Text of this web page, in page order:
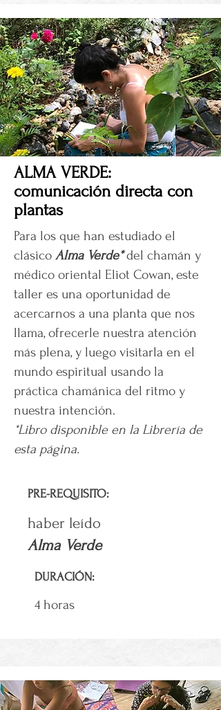
ALMA VERDE:
comunicación directa con
plantas
Para los que han estudiado el
clásico Alma Verde*del chamán y
médico oriental Eliot Cowan, este
taller es una oportunidad de
acercarnos a una planta que nos
llama, ofrecerle nuestra atención
más plena, y luego visitarla en el
mundo espiritual usando la
práctica chamánica del ritmo y
nuestra intención.
*Libro disponible en la Librería de
esta página.
PRE-REQUISITO:
haber leído
Alma Verde
DURACIÓN:
4 horas